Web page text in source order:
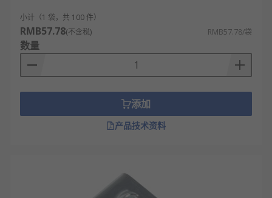
汽车车身和零部件装配，用于固定内饰板、线
束卡扣、电子设备等。
家用电器组装，如洗衣机侧板、空调外壳、电
器控制盒的部件固定。
兰、支架和吊装部件。
工业设备护罩与盖板的安装，方便对内部设备
电子电气设备外壳，为电路板、电源模块等提
小计（1 袋，共 100 件）
RMB57.78(不含税) RMB57.78/袋
数量
添加
产品技术资料